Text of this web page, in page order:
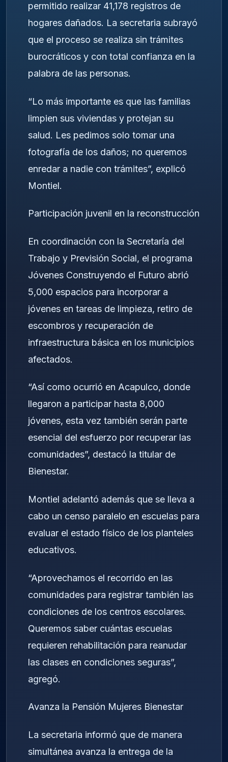
permitido realizar 41,178 registros de
hogares dañados. La secretaria subrayó
que el proceso se realiza sin trámites
burocráticos y con total confianza en la
palabra de las personas.
“Lo más importante es que las familias
limpien sus viviendas y protejan su
salud. Les pedimos solo tomar una
fotografía de los daños; no queremos
enredar a nadie con trámites”, explicó
Montiel.
Participación juvenil en la reconstrucción
En coordinación con la Secretaría del
Trabajo y Previsión Social, el programa
Jóvenes Construyendo el Futuro abrió
5,000 espacios para incorporar a
jóvenes en tareas de limpieza, retiro de
escombros y recuperación de
infraestructura básica en los municipios
afectados.
“Así como ocurrió en Acapulco, donde
llegaron a participar hasta 8,000
jóvenes, esta vez también serán parte
esencial del esfuerzo por recuperar las
comunidades”, destacó la titular de
Bienestar.
Montiel adelantó además que se lleva a
cabo un censo paralelo en escuelas para
evaluar el estado físico de los planteles
educativos.
“Aprovechamos el recorrido en las
comunidades para registrar también las
condiciones de los centros escolares.
Queremos saber cuántas escuelas
requieren rehabilitación para reanudar
las clases en condiciones seguras”,
agregó.
Avanza la Pensión Mujeres Bienestar
La secretaria informó que de manera
simultánea avanza la entrega de la